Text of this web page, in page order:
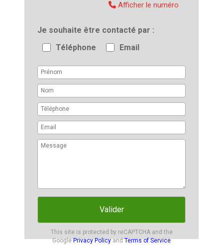
Je souhaite être contacté par
Téléphone
Email
Valider
This site is protected by reCAPTCHA and the
GooglePrivacy PolicyandTerms of Service
Afficher le numéro